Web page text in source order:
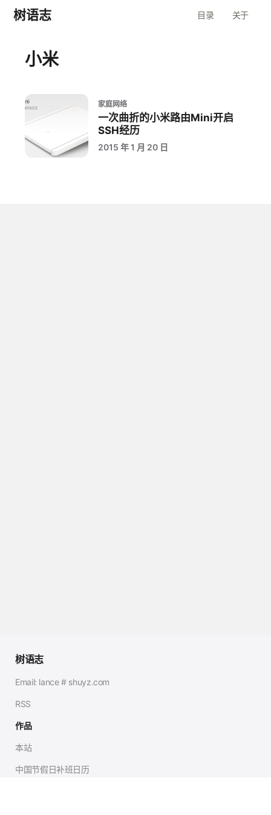
树语志 目录 关于
小米
家庭网络
一次曲折的小米路由Mini开启
SSH经历
2015 年 1 月 20 日
树语志
Email: lance # shuyz.com
RSS
作品
本站
中国节假日补班日历